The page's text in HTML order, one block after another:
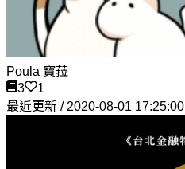
Poula 寶菈
3
1
最近更新 / 2020-08-01 17:25:00